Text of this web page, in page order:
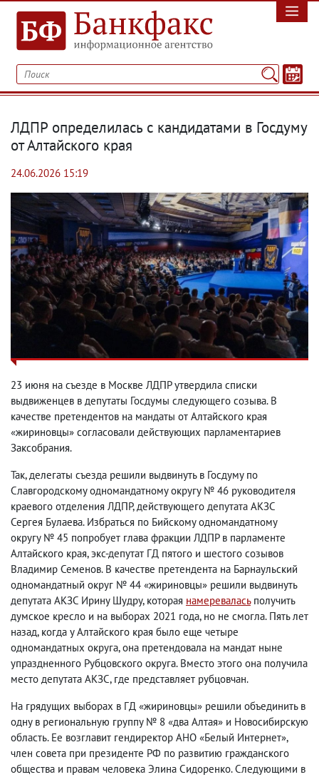
ЛДПР определилась с кандидатами в Госдуму
от Алтайского края
24.06.2026 15:19
23 июня на съезде в Москве ЛДПР утвердила списки
выдвиженцев в депутаты Госдумы следующего созыва. В
качестве претендентов на мандаты от Алтайского края
«жириновцы» согласовали действующих парламентариев
Заксобрания.
Так, делегаты съезда решили выдвинуть в Госдуму по
Славгородскому одномандатному округу № 46 руководителя
краевого отделения ЛДПР, действующего депутата АКЗС
Сергея Булаева. Избраться по Бийскому одномандатному
округу № 45 попробует глава фракции ЛДПР в парламенте
Алтайского края, экс-депутат ГД пятого и шестого созывов
Владимир Семенов. В качестве претендента на Барнаульский
одномандатный округ № 44 «жириновцы» решили выдвинуть
депутата АКЗС Ирину Шудру, которая намереваласьполучить
думское кресло и на выборах 2021 года, но не смогла. Пять лет
назад, когда у Алтайского края было еще четыре
одномандатных округа, она претендовала на мандат ныне
упраздненного Рубцовского округа. Вместо этого она получила
место депутата АКЗС, где представляет рубцовчан.
На грядущих выборах в ГД «жириновцы» решили объединить в
одну в региональную группу № 8 «два Алтая» и Новосибирскую
область. Ее возглавит гендиректор АНО «Белый Интернет»,
член совета при президенте РФ по развитию гражданского
общества и правам человека Элина Сидоренко. Следующими в